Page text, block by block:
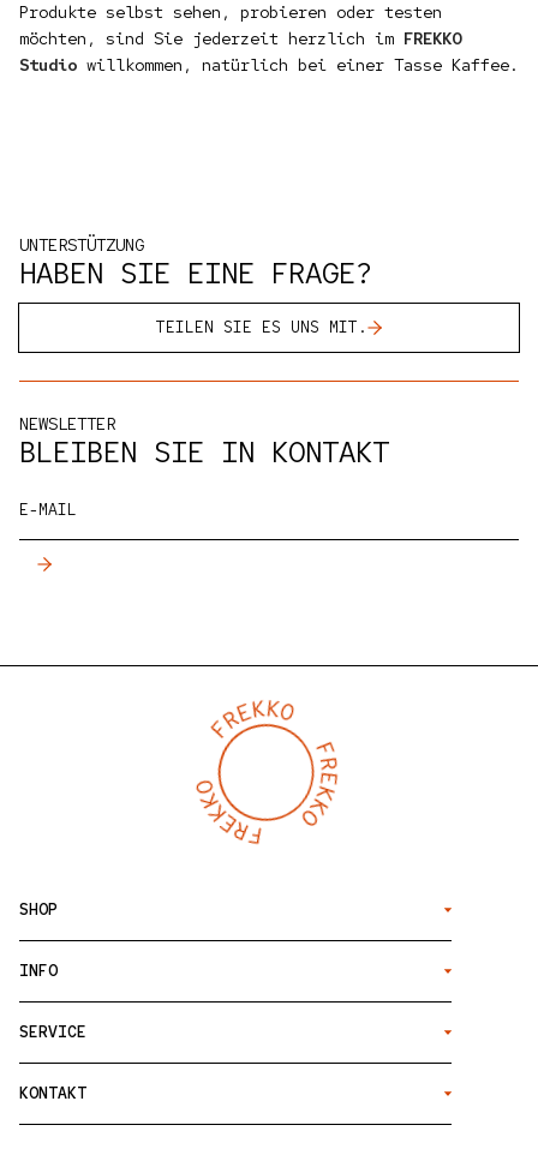
Produkte selbst sehen, probieren oder testen
möchten, sind Sie jederzeit herzlich im FREKKO
Studio willkommen, natürlich bei einer Tasse Kaffee.
UNTERSTÜTZUNG
HABEN SIE EINE FRAGE?
TEILEN SIE ES UNS MIT.
NEWSLETTER
BLEIBEN SIE IN KONTAKT
E-MAIL
SHOP
INFO
SERVICE
KONTAKT